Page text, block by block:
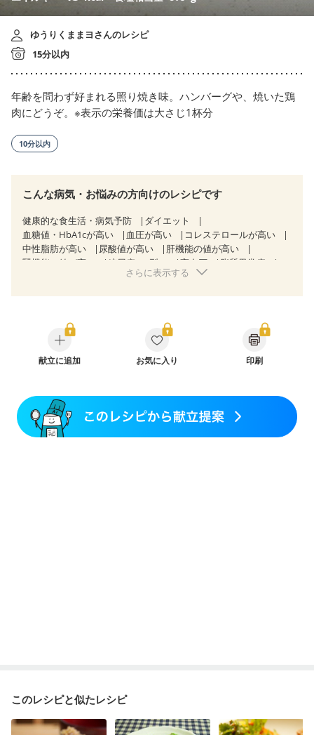
ゆうりくままヨさんのレシピ
15分以内
年齢を問わず好まれる照り焼き味。ハンバーグや、焼いた鶏
肉にどうぞ。※表示の栄養価は大さじ1杯分
10分以内
こんな病気・お悩みの方向けのレシピです
健康的な食生活・病気予防
ダイエット
血糖値・HbA1cが高い
血圧が高い
コレステロールが高い
中性脂肪が高い
尿酸値が高い
肝機能の値が高い
腎機能の値が高い
糖尿病（2型） 高血圧
脂質異常症
狭心症 心筋梗塞
潰瘍性大腸炎（寛解期）
クローン病（寛解期）
過敏性腸症候群（IBS）
睡眠時無呼吸症候群
糖尿病性腎症（第１期）
糖尿病性腎症（第２期）
乳がん（抗がん剤治療中）
乳がん（放射線治療中）
乳がん治療を終えた方・経過観察中の方など
さらに表示する
献立に追加 お気に入り 印刷
このレシピと似たレシピ